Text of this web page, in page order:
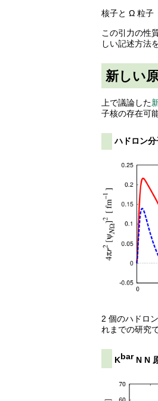
核子と Ω 粒子
この引力の性
しい記述方法
新しい
上で議論した
子核の存在可
ハドロン
2 個のハドロ
れまでの研究
Kbar N N